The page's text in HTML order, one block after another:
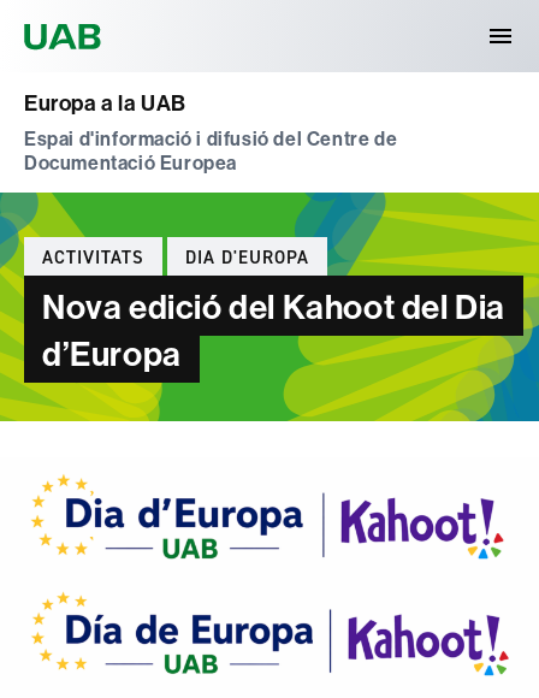
Europa a la UAB
Espai d'informació i difusió del Centre de
Documentació Europea
Categories
ACTIVITATS DIA D'EUROPA
Nova edició del Kahoot del Dia
d’Europa